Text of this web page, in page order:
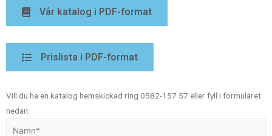
Vår katalog i PDF-format
Prislista i PDF-format
Vill du ha en katalog hemskickad ring 0582-157 57 eller fyll i formuläret
nedan.